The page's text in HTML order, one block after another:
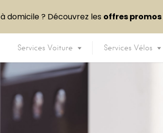
Services Voiture Services Vélos
à domicile ? Découvrez les offres promos